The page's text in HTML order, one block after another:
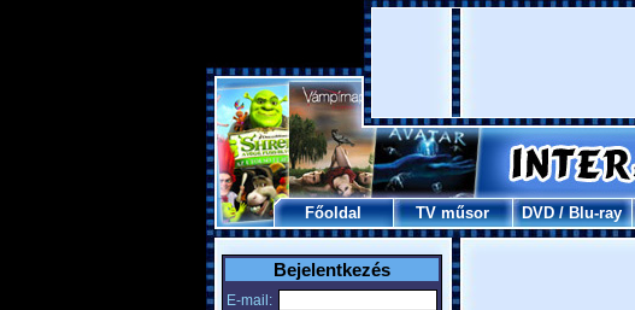
Főoldal TV műsor DVD/Blu-ray
Bejelentkezés
E-mail: